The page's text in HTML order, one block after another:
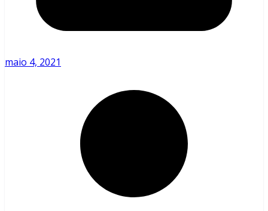
maio 4, 2021